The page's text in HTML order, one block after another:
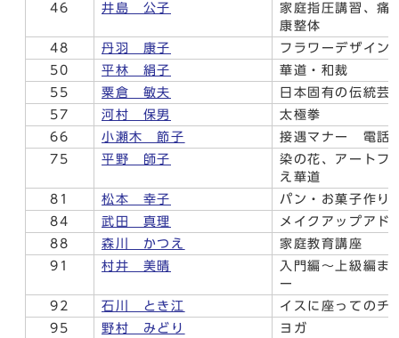
46
井島 公子
家庭指圧講習、痛
康整体
48
丹羽 康子
フラワーデザイン
50
平林 絹子
華道・和裁
55
粟倉 敏夫
日本固有の伝統芸
57
河村 保男
太極拳
66
小瀬木 節子
接遇マナー 電話
75
平野 師子
染の花、アートフ
え華道
81
松本 幸子
パン・お菓子作り
84
武田 真理
メイクアップアド
88
森川 かつえ
家庭教育講座
91
村井 美晴
入門編～上級編ま
ー
92
石川 とき江
イスに座ってのチ
95
野村 みどり
ヨガ